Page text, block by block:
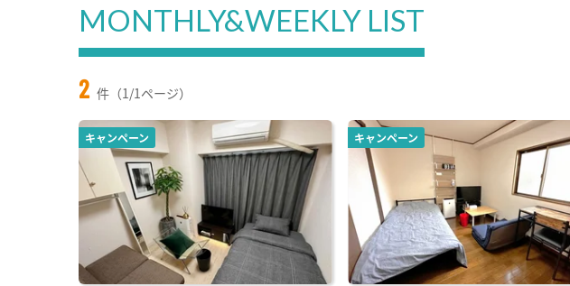
MONTHLY&WEEKLY LIST
2 件（1/1ページ）
キャンペーン キャンペーン